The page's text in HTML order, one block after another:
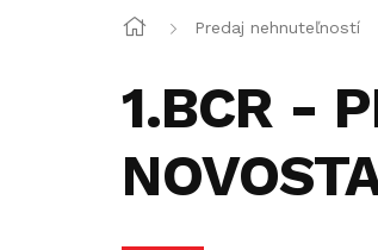
Predaj nehnuteľností
1.BCR -